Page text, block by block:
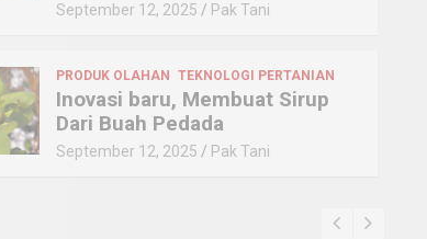
September 12, 2025 Pak Tani
PRODUK OLAHAN TEKNOLOGI PERTANIAN
Inovasi baru, Membuat Sirup
Dari Buah Pedada
September 12, 2025 Pak Tani